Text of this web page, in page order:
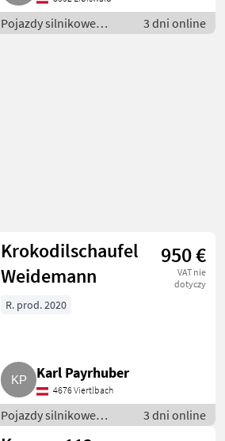
Pojazdy silnikowe
rolnicze / Ładowarki
3 dni online
Krokodilschaufel
Weidemann
950 €
VAT nie
dotyczy
R. prod. 2020
Karl Payrhuber
4676 Viertlbach
Pojazdy silnikowe
rolnicze / Ładowarki
3 dni online